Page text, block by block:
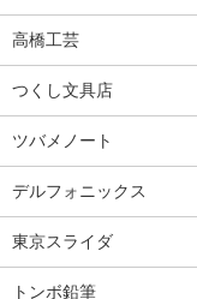
高橋工芸
つくし文具店
ツバメノート
デルフォニックス
東京スライダ
トンボ鉛筆